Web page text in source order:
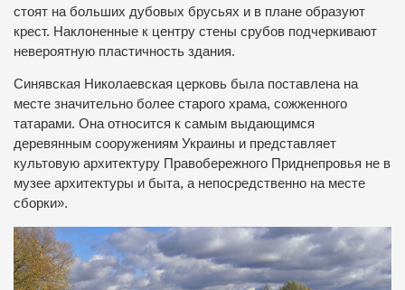
стоят на больших дубовых брусьях и в плане образуют
крест. Наклоненные к центру стены срубов подчеркивают
невероятную пластичность здания.
Синявская Николаевская церковь была поставлена на
месте значительно более старого храма, сожженного
татарами. Она относится к самым выдающимся
деревянным сооружениям Украины и представляет
культовую архитектуру Правобережного Приднепровья не в
музее архитектуры и быта, а непосредственно на месте
сборки».